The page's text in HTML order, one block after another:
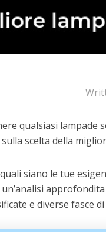
qualsiasi lampade
scelta della
siano le tue
e diverse fasce